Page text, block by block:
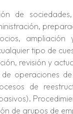
de
tipo de
revisión y
operaciones
de
de grupos de